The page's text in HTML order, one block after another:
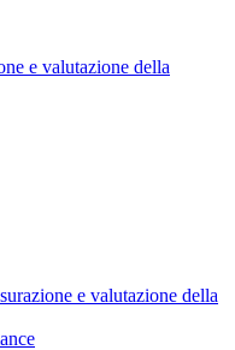
e valutazione della
e valutazione della